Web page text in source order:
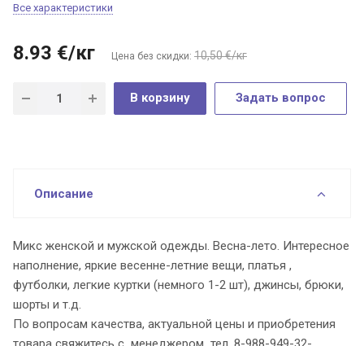
Все характеристики
8.93 €/кг Цена без скидки: 10,50 €/кг
В корзину Задать вопрос
Описание
Микс женской и мужской одежды. Весна-лето. Интересное
наполнение, яркие весенне-летние вещи, платья ,
футболки, легкие куртки (немного 1-2 шт), джинсы, брюки,
шорты и т.д.
По вопросам качества, актуальной цены и приобретения